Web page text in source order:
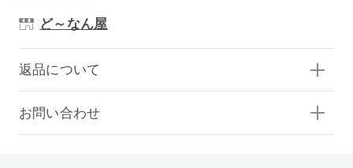
ど～なん屋
返品について
お問い合わせ